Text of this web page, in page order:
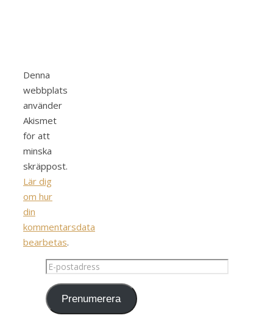
Denna
webbplats
använder
Akismet
för att
minska
skräppost.
Lär dig
om hur
din
kommentarsdata
bearbetas.
E-
postadress
Prenumerera